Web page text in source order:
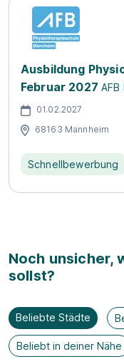
Ausbildung
Februar 2027
01.02.2027
68163 Mannheim
Schnellbewerbung
Noch unsicher,
sollst?
Beliebte Städte
Beliebt in deiner Nähe